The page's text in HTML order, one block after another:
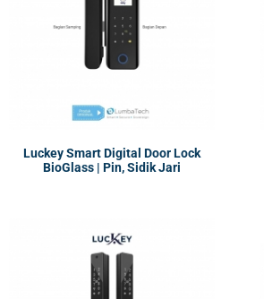
Luckey Smart Digital Door Lock
BioGlass | Pin, Sidik Jari